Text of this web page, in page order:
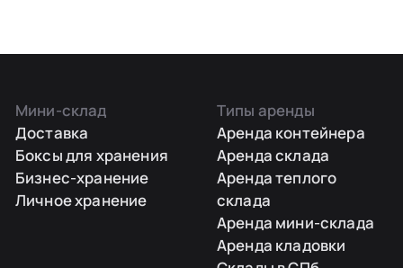
Мини-склад
Доставка
Боксы для хранения
Бизнес-хранение
Личное хранение
Типы аренды
Аренда контейнера
Аренда склада
Аренда теплого
склада
Аренда мини-склада
Аренда кладовки